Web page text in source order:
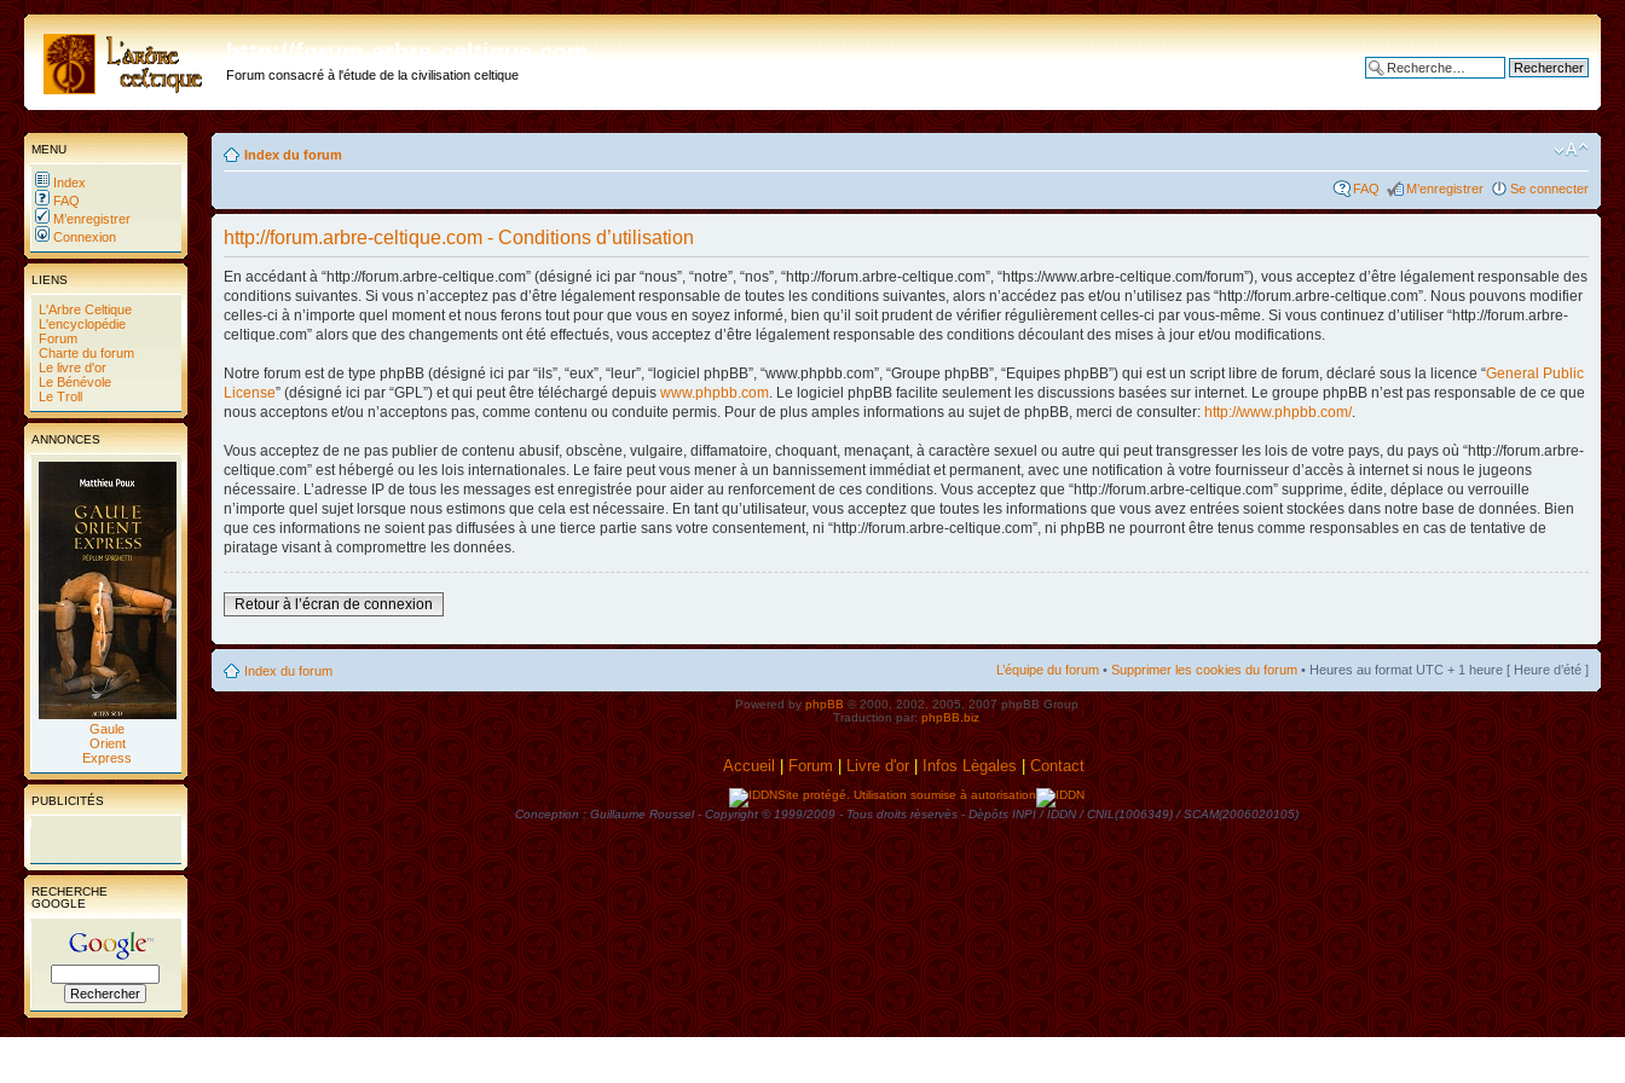
http://forum.arbre-celtique.com
Forum consacré à l'étude de la civilisation celtique
MENU
Index
FAQ
M’enregistrer
Connexion
LIENS
L'Arbre Celtique
L'encyclopédie
Forum
Charte du forum
Le livre d'or
Le Bénévole
Le Troll
ANNONCES
Gaule
Orient
Express
PUBLICITÉS
RECHERCHE
GOOGLE
Index du forum
FAQ M’enregistrer Se connecter
http://forum.arbre-celtique.com - Conditions d’utilisation
En accédant à “http://forum.arbre-celtique.com” (désigné ici par “nous”, “notre”, “nos”, “http://forum.arbre-celtique.com”, “https://www.arbre-celtique.com/forum”), vous acceptez d’être légalement responsable des
conditions suivantes. Si vous n’acceptez pas d’être légalement responsable de toutes les conditions suivantes, alors n’accédez pas et/ou n’utilisez pas “http://forum.arbre-celtique.com”. Nous pouvons modifier
celles-ci à n’importe quel moment et nous ferons tout pour que vous en soyez informé, bien qu’il soit prudent de vérifier régulièrement celles-ci par vous-même. Si vous continuez d’utiliser “http://forum.arbre-
celtique.com” alors que des changements ont été effectués, vous acceptez d’être légalement responsable des conditions découlant des mises à jour et/ou modifications.
Notre forum est de type phpBB (désigné ici par “ils”, “eux”, “leur”, “logiciel phpBB”, “www.phpbb.com”, “Groupe phpBB”, “Equipes phpBB”) qui est un script libre de forum, déclaré sous la licence “General Public
License” (désigné ici par “GPL”) et qui peut être téléchargé depuis www.phpbb.com . Le logiciel phpBB facilite seulement les discussions basées sur internet. Le groupe phpBB n’est pas responsable de ce que
nous acceptons et/ou n’acceptons pas, comme contenu ou conduite permis. Pour de plus amples informations au sujet de phpBB, merci de consulter: http://www.phpbb.com/.
Vous acceptez de ne pas publier de contenu abusif, obscène, vulgaire, diffamatoire, choquant, menaçant, à caractère sexuel ou autre qui peut transgresser les lois de votre pays, du pays où “http://forum.arbre-
celtique.com” est hébergé ou les lois internationales. Le faire peut vous mener à un bannissement immédiat et permanent, avec une notification à votre fournisseur d’accès à internet si nous le jugeons
nécessaire. L’adresse IP de tous les messages est enregistrée pour aider au renforcement de ces conditions. Vous acceptez que “http://forum.arbre-celtique.com” supprime, édite, déplace ou verrouille
n’importe quel sujet lorsque nous estimons que cela est nécessaire. En tant qu’utilisateur, vous acceptez que toutes les informations que vous avez entrées soient stockées dans notre base de données. Bien
que ces informations ne soient pas diffusées à une tierce partie sans votre consentement, ni “http://forum.arbre-celtique.com”, ni phpBB ne pourront être tenus comme responsables en cas de tentative de
piratage visant à compromettre les données.
Retour à l’écran de connexion
Index du forum L’équipe du forum • Supprimer les cookies du forum • Heures au format UTC + 1 heure [ Heure d’été ]
Powered byphpBB© 2000, 2002, 2005, 2007 phpBB Group
Traduction par:phpBB.biz
Accueil|Forum|Livre d'or|Infos Lègales|Contact
Site protégé. Utilisation soumise à autorisation
Conception : Guillaume Roussel - Copyright © 1999/2009 - Tous droits rèservès - Dèpôts INPI / IDDN / CNIL(1006349) / SCAM(2006020105)